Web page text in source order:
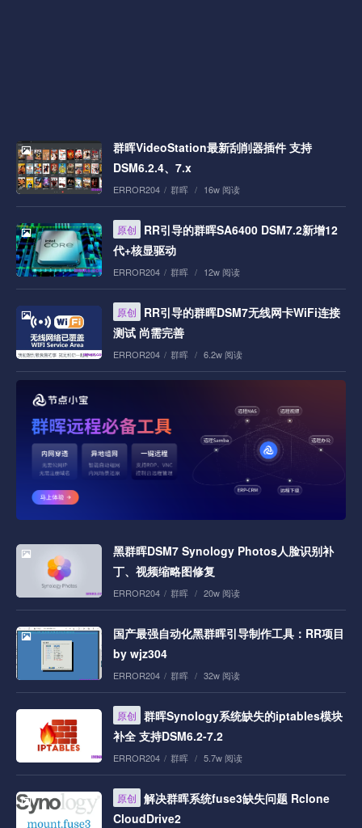
群晖VideoStation最新刮削器插件 支持
DSM6.2.4、7.x
ERROR204 / 群晖 / 16w 阅读
原创
RR引导的群晖SA6400 DSM7.2新增12
代+核显驱动
ERROR204 / 群晖 / 12w 阅读
原创
RR引导的群晖DSM7无线网卡WiFi连接
测试 尚需完善
ERROR204 / 群晖 / 6.2w 阅读
黑群晖DSM7 Synology Photos人脸识别补
丁、视频缩略图修复
ERROR204 / 群晖 / 20w 阅读
国产最强自动化黑群晖引导制作工具：RR项目
by wjz304
ERROR204 / 群晖 / 32w 阅读
原创 群晖Synology系统缺失的iptables模块
补全 支持DSM6.2-7.2
ERROR204 / 群晖 / 5.7w 阅读
原创 解决群晖系统fuse3缺失问题 Rclone
CloudDrive2